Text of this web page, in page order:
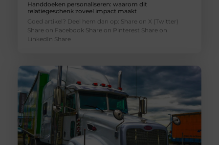
Handdoeken personaliseren: waarom dit
relatiegeschenk zoveel impact maakt
Goed artikel? Deel hem dan op: Share on X (Twitter)
Share on Facebook Share on Pinterest Share on
LinkedIn Share